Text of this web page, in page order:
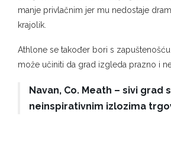
manje privlačnim jer mu nedostaje
krajolik.
Athlone se također bori s
može učiniti da grad izgleda prazno i
Navan, Co. Meath – sivi grad s
neinspirativnim izlozima